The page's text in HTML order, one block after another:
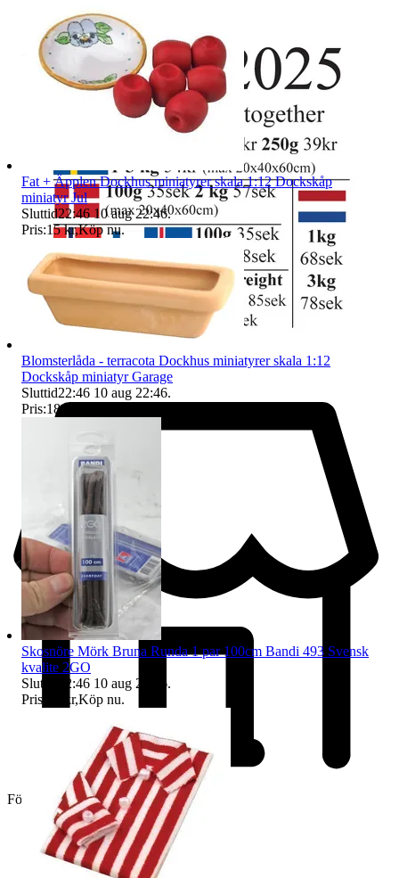
Företag
Fat + Äpplen Dockhus miniatyrer skala 1:12 Dockskåp
miniatyr Jul
Sluttid22:46 10 aug 22:46.
Pris:15 kr,Köp nu.
Blomsterlåda - terracota Dockhus miniatyrer skala 1:12
Dockskåp miniatyr Garage
Sluttid22:46 10 aug 22:46.
Pris:18 kr
Skosnöre Mörk Bruna Runda 1 par 100cm Bandi 493 Svensk
kvalite 2GO
Sluttid
22:46 10 aug 22:46.
Pris:
26 kr,Köp nu.